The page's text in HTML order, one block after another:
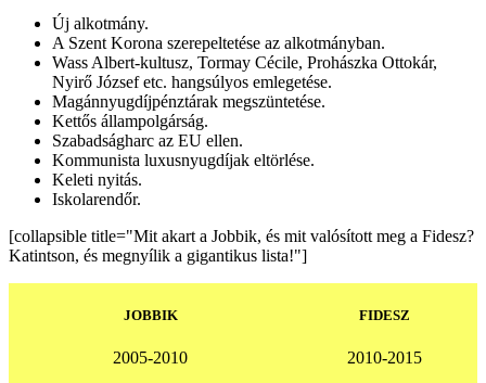
Új alkotmány.
A Szent Korona szerepeltetése az alkotmányban.
Wass Albert-kultusz, Tormay Cécile, Prohászka Ottokár,
Nyirő József etc. hangsúlyos emlegetése.
Magánnyugdíjpénztárak megszüntetése.
Kettős állampolgárság.
Szabadságharc az EU ellen.
Kommunista luxusnyugdíjak eltörlése.
Keleti nyitás.
Iskolarendőr.
[collapsible title="Mit akart a Jobbik, és mit valósított meg a Fidesz?
Katintson, és megnyílik a gigantikus lista!"]
JOBBIK
2005-2010
FIDESZ
2010-2015